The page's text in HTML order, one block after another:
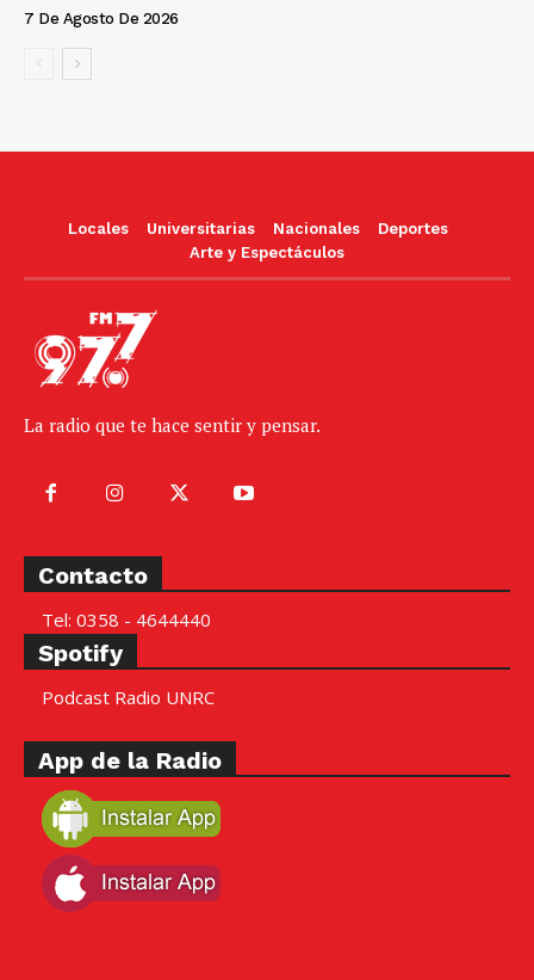
7 De Agosto De 2026
Locales Universitarias Nacionales
Deportes
Arte y Espectáculos
La radio que te hace sentir y pensar.
Contacto
Tel: 0358 - 4644440
Spotify
Podcast Radio UNRC
App de la Radio